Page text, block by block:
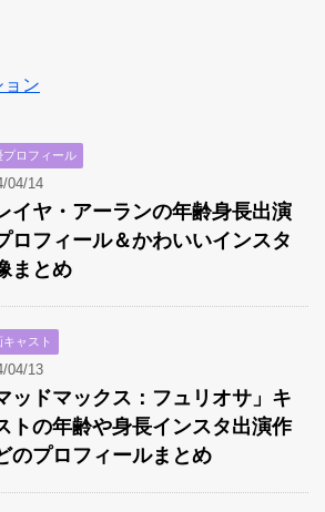
ン
プロフィール
04/14
イヤ・アーランの年齢身長出演
ロフィール＆かわいいインスタ
まとめ
キャスト
04/13
ッドマックス：フュリオサ」キ
トの年齢や身長インスタ出演作
のプロフィールまとめ